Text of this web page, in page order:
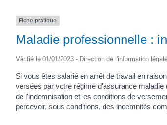
Fiche pratique
Maladie professionnelle :
Vérifié le 01/01/2023 - Direction de l'information
Si vous êtes salarié en arrêt de travail en
versées par votre régime d'assurance maladie
de l'indemnisation et les conditions de
percevoir, sous conditions, des indemnités